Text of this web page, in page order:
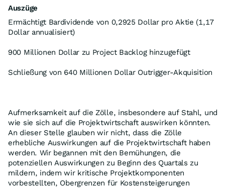
Auszüge
Ermächtigt Bardividende von 0,2925 Dollar pro Aktie (1,17
Dollar annualisiert)
900 Millionen Dollar zu Project Backlog hinzugefügt
Schließung von 640 Millionen Dollar Outrigger-Akquisition
Aufmerksamkeit auf die Zölle, insbesondere auf Stahl, und
wie sie sich auf die Projektwirtschaft auswirken könnten.
An dieser Stelle glauben wir nicht, dass die Zölle
erhebliche Auswirkungen auf die Projektwirtschaft haben
werden. Wir begannen mit den Bemühungen, die
potenziellen Auswirkungen zu Beginn des Quartals zu
mildern, indem wir kritische Projektkomponenten
vorbestellten, Obergrenzen für Kostensteigerungen